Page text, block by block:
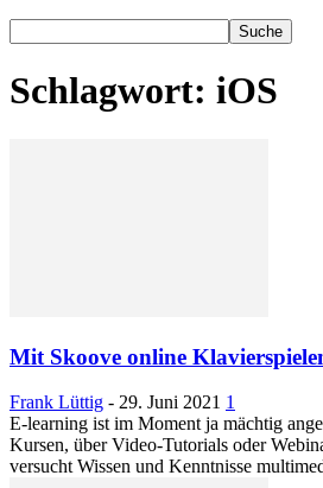
Schlagwort: iOS
Mit Skoove online
Frank Lüttig - 29. Juni 2021 1
E-learning ist im Moment ja mächtig
Kursen, über Video-Tutorials oder
versucht Wissen und Kenntnisse